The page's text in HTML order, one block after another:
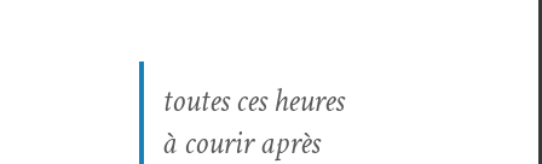
toutes ces heures
à courir après